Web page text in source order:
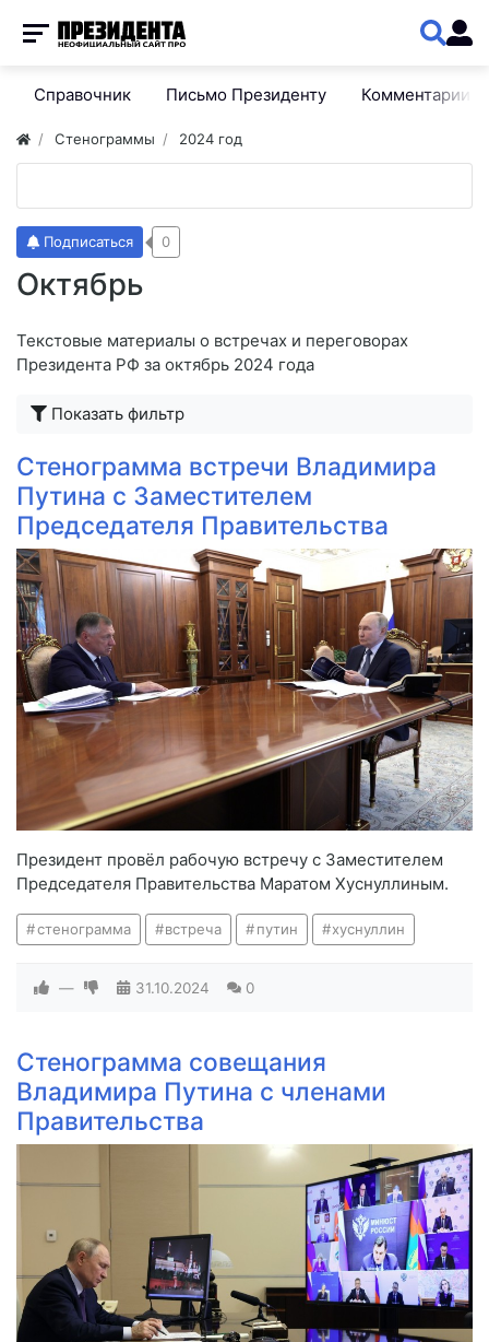
Справочник Письмо Президенту Комментарии
Стенограммы 2024 год
Октябрь
Подписаться 0
Текстовые материалы о встречах и переговорах
Президента РФ за октябрь 2024 года
Показать фильтр
Стенограмма встречи Владимира
Путина с Заместителем
Председателя Правительства
Президент провёл рабочую встречу с Заместителем
Председателя Правительства Маратом Хуснуллиным.
стенограмма встреча путин хуснуллин
— 31.10.2024 0
Стенограмма совещания
Владимира Путина с членами
Правительства